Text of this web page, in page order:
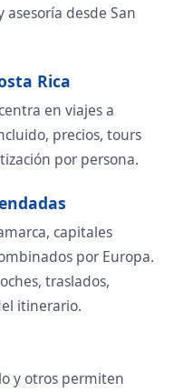
desde San
Rica
en viajes a
precios, tours
por persona.
capitales
por Europa.
traslados,
itinerario.
y otros permiten